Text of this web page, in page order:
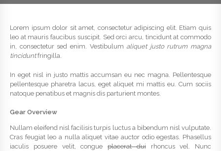
Lorem ipsum dolor sit amet, consectetur adipiscing elit. Etiam quis
leo at mauris faucibus suscipit. Sed orci arcu, tincidunt at commodo
in, consectetur sed enim. Vestibulum aliquet justo rutrum magna
tinciduntfringilla.
In eget nisl in justo mattis accumsan eu nec magna. Pellentesque
pellentesque pharetra lacus, eget aliquet mi mattis eu. Cum sociis
natoque penatibus et magnis dis parturient montes.
Gear Overview
Nullam eleifend nisl facilisis turpis luctus a bibendum nisl vulputate.
Cras feugiat leo a nulla aliquet vitae auctor odio egestas. Phasellus
iaculis posuere velit, congue placerat duirhoncus vel. Nunc